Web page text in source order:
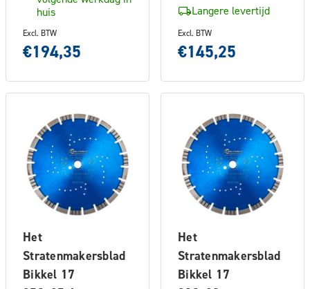
huis
Excl. BTW
€194,35
Langere levertijd
Excl. BTW
€145,25
Het
Stratenmakersblad
Bikkel 17
Het
Stratenmakersblad
Bikkel 17